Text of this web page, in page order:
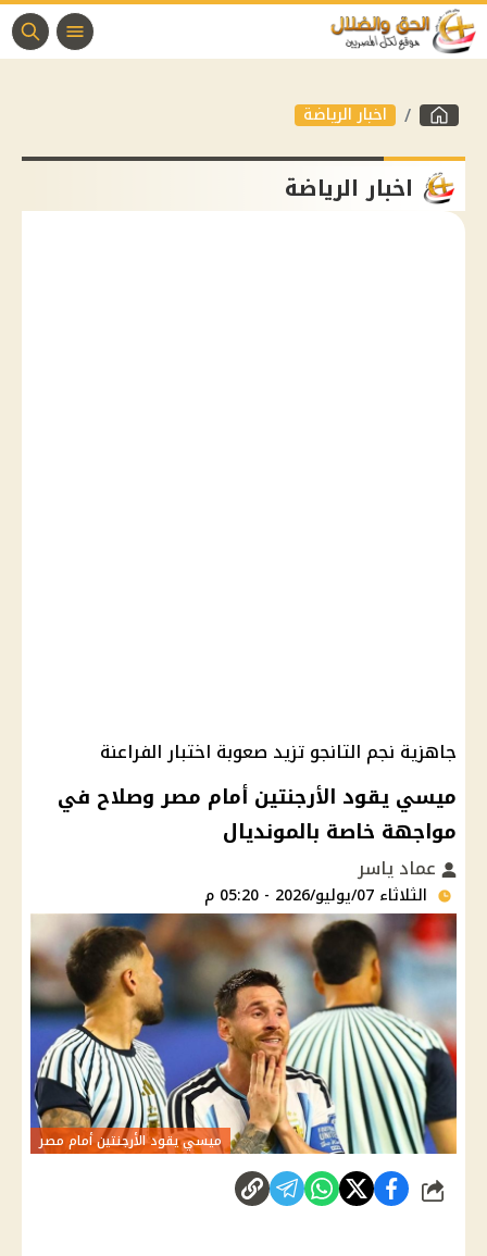
اخبار الرياضة
اخبار الرياضة
جاهزية نجم التانجو تزيد صعوبة اختبار الفراعنة
ميسي يقود الأرجنتين أمام مصر وصلاح في
مواجهة خاصة بالمونديال
عماد ياسر
الثلاثاء 07/يوليو/2026 - 05:20 م
ميسي يقود الأرجنتين أمام مصر
شارك